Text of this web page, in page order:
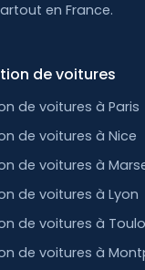
en France.
de voitures
de voitures à Paris
de voitures à Nice
de voitures à
de voitures à Lyon
de voitures à
de voitures à